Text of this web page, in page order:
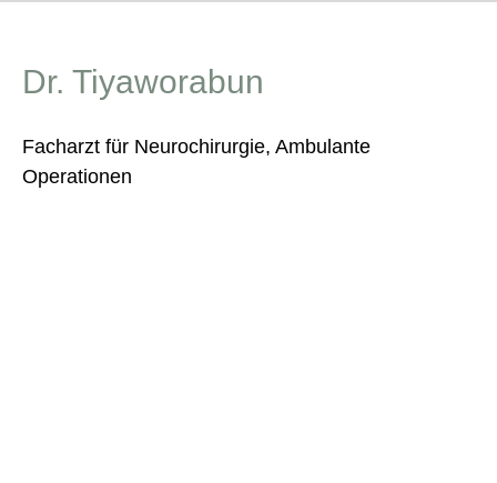
Dr. Tiyaworabun
Facharzt für Neurochirurgie, Ambulante
Operationen